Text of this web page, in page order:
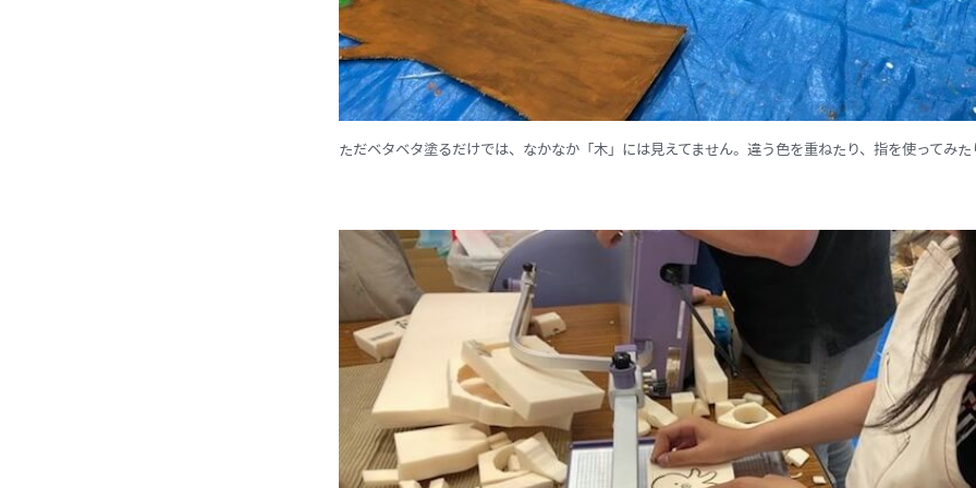
ただベタベタ塗るだけでは、なかなか「木」には見えてません。違う色を重ねたり、指を使ってみ